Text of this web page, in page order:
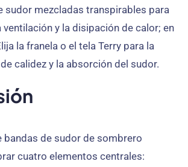
sudor mezcladas transpirables para
ventilación y la disipación de calor; en
la franela o el tela Terry para la
calidez y la absorción del sudor.
bandas de sudor de sombrero
cuatro elementos centrales: